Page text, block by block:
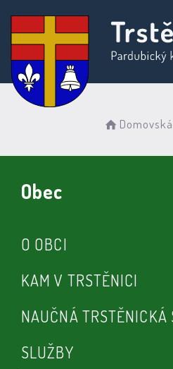
Obec
O OBCI
KAM V TRSTĚNICI
NAUČNÁ TRSTĚNICKÁ
SLUŽBY